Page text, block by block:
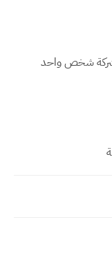
شركة شخص واحد